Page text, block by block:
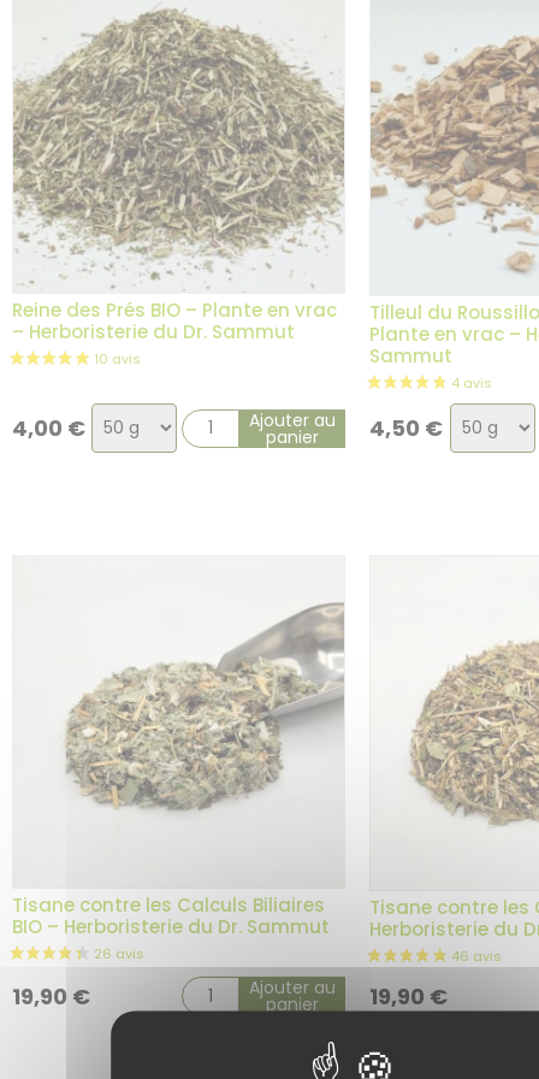
1 avis
Reine des Prés BIO – Plante en vrac
– Herboristerie du Dr. Sammut
4,00 € Choix
de
Ajouter au
panier
Tilleul du
Plante en vrac –
Sammut
4,50 €
Choix
de
Tisane contre les Calculs Biliaires
BIO – Herboristerie du Dr. Sammut
19,90 € Ajouter au
panier
Tisane contre les
Herboristerie du
19,90 €